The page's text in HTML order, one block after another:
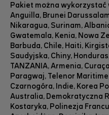
Pakiet można
Anguilla, Brunei
Nikaragua, Surinam,
Gwatemala, Kenia, Nowa
Barbuda, Chile, Haiti,
Saudyjska, Chiny,
TANZANIA, Armenia,
Paragwaj, Telenor
Czarnogóra, Indie, Korea
Australia, Demokratyczna
Kostaryka, Polinezja